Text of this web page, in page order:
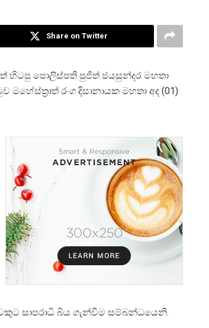
Share on Twitter
හිටපු පොලිස්පති පුජිත් ජයසුන්දර මහතා
රංග දිසානායක මහතා අද (01)
සාපරාධි බිය ගැන්වීම සම්බන්ධයෙනි.